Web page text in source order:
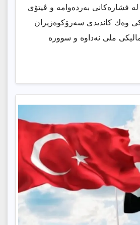
فشارەكانی بەردەوامە و ڤیتۆی
وەك كاندیدی سەرۆكوەزیران
ملی نەداوە و سوورە